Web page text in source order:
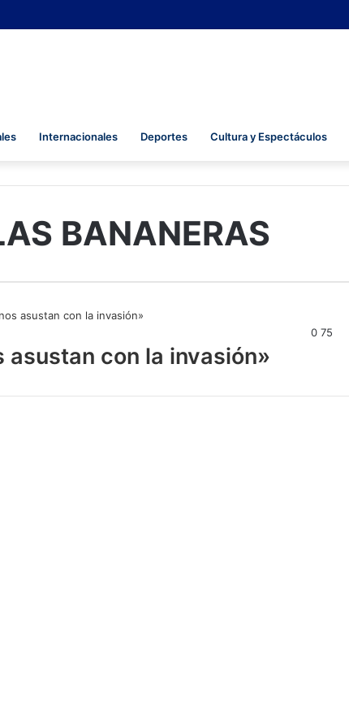
Internacionales Deportes Cultura y Espectáculos
BANANERAS
0 75
asustan con la invasión»